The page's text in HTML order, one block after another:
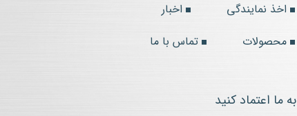
اخذ نمایندگی
اخبار
محصولات
تماس با ما
به ما اعتماد کنید